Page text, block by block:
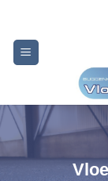
content